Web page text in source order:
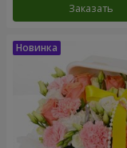
Заказать